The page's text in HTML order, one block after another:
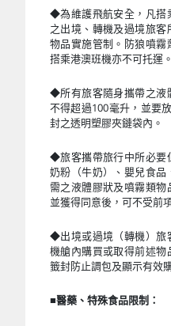
◆為維護飛航安全，凡搭
之出境、轉機及過境旅
物品實施管制。防狼噴霧
搭乘港澳班機亦不可托運。
◆所有旅客隨身攜帶之液
不得超過100毫升，並要
封之透明塑膠夾鏈袋內。
◆旅客攜帶旅行中所必要
奶粉（牛奶）、嬰兒食
需之液體膠狀及噴霧類物
並獲得同意後，可不受前
◆出境或過境（轉機）旅
機艙內購買或取得前述
籤封防止調包及顯示有效
■醫藥、特殊食品限制：